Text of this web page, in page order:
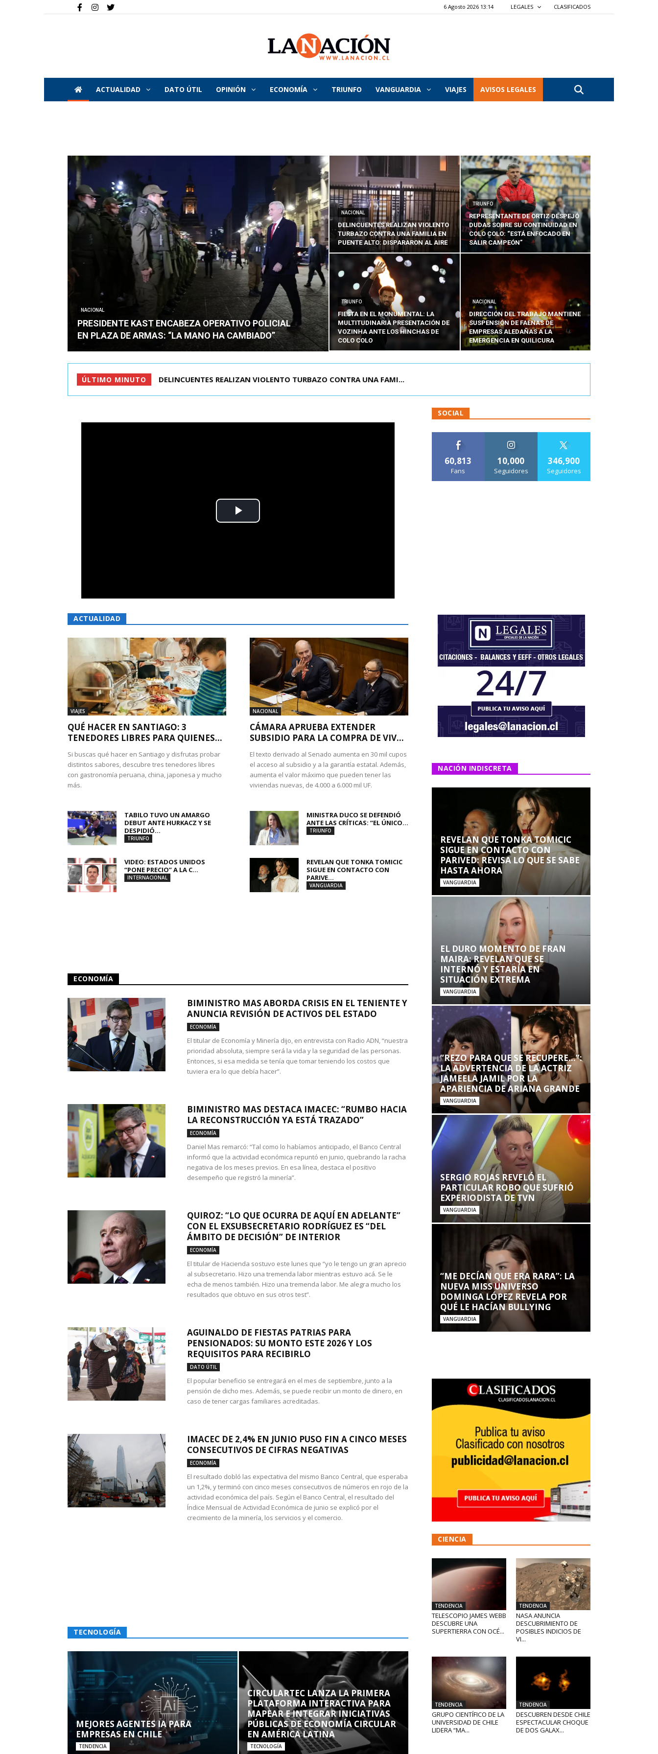
6 Agosto 2026 13:14 LEGALES CLASIFICADOS
La
Nación
ACTUALIDAD DATO ÚTIL OPINIÓN ECONOMÍA TRIUNFO VANGUARDIA VIAJES AVISOS LEGALES
NACIONAL
PRESIDENTE KAST ENCABEZA OPERATIVO POLICIAL
EN PLAZA DE ARMAS: “LA MANO HA CAMBIADO”
NACIONAL
DELINCUENTES REALIZAN VIOLENTO
TURBAZO CONTRA UNA FAMILIA EN
PUENTE ALTO: DISPARARON AL AIRE
TRIUNFO
REPRESENTANTE DE ORTIZ DESPEJÓ
DUDAS SOBRE SU CONTINUIDAD EN
COLO COLO: “ESTÁ ENFOCADO EN
SALIR CAMPEÓN”
TRIUNFO
FIESTA EN EL MONUMENTAL: LA
MULTITUDINARIA PRESENTACIÓN DE
VOZINHA ANTE LOS HINCHAS DE
COLO COLO
NACIONAL
DIRECCIÓN DEL TRABAJO MANTIENE
SUSPENSIÓN DE FAENAS DE
EMPRESAS ALEDAÑAS A LA
EMERGENCIA EN QUILICURA
ÚLTIMO MINUTO DELINCUENTES REALIZAN VIOLENTO TURBAZO CONTRA UNA FAMI...
ACTUALIDAD
VIAJES
QUÉ HACER EN SANTIAGO: 3
TENEDORES LIBRES PARA QUIENES...
Si buscas qué hacer en Santiago y disfrutas probar
distintos sabores, descubre tres tenedores libres
con gastronomía peruana, china, japonesa y mucho
más.
NACIONAL
CÁMARA APRUEBA EXTENDER
SUBSIDIO PARA LA COMPRA DE VIV...
El texto derivado al Senado aumenta en 30 mil cupos
el acceso al subsidio y a la garantía estatal. Además,
aumenta el valor máximo que pueden tener las
viviendas nuevas, de 4.000 a 6.000 mil UF.
TABILO TUVO UN AMARGO
DEBUT ANTE HURKACZ Y SE
DESPIDIÓ...
TRIUNFO
MINISTRA DUCO SE DEFENDIÓ
ANTE LAS CRÍTICAS: “EL ÚNICO...
TRIUNFO
VIDEO: ESTADOS UNIDOS
“PONE PRECIO” A LA C...
INTERNACIONAL
REVELAN QUE TONKA TOMICIC
SIGUE EN CONTACTO CON
PARIVE...
VANGUARDIA
ECONOMÍA
BIMINISTRO MAS ABORDA CRISIS EN EL TENIENTE Y
ANUNCIA REVISIÓN DE ACTIVOS DEL ESTADO
ECONOMÍA
El titular de Economía y Minería dijo, en entrevista con Radio ADN, “nuestra
prioridad absoluta, siempre será la vida y la seguridad de las personas.
Entonces, si esa medida se tenía que tomar teniendo los costos que
tuviera era lo que debía hacer”.
BIMINISTRO MAS DESTACA IMACEC: “RUMBO HACIA
LA RECONSTRUCCIÓN YA ESTÁ TRAZADO”
ECONOMÍA
Daniel Mas remarcó: “Tal como lo habíamos anticipado, el Banco Central
informó que la actividad económica repuntó en junio, quebrando la racha
negativa de los meses previos. En esa línea, destaca el positivo
desempeño que registró la minería”.
QUIROZ: “LO QUE OCURRA DE AQUÍ EN ADELANTE”
CON EL EXSUBSECRETARIO RODRÍGUEZ ES “DEL
ÁMBITO DE DECISIÓN” DE INTERIOR
ECONOMÍA
El titular de Hacienda sostuvo este lunes que “yo le tengo un gran aprecio
al subsecretario. Hizo una tremenda labor mientras estuvo acá. Se le
echa de menos también. Hizo una tremenda labor. Me alegra mucho los
resultados que obtuvo en sus otros test”.
AGUINALDO DE FIESTAS PATRIAS PARA
PENSIONADOS: SU MONTO ESTE 2026 Y LOS
REQUISITOS PARA RECIBIRLO
DATO ÚTIL
El popular beneficio se entregará en el mes de septiembre, junto a la
pensión de dicho mes. Además, se puede recibir un monto de dinero, en
caso de tener cargas familiares acreditadas.
IMACEC DE 2,4% EN JUNIO PUSO FIN A CINCO MESES
CONSECUTIVOS DE CIFRAS NEGATIVAS
ECONOMÍA
El resultado dobló las expectativa del mismo Banco Central, que esperaba
un 1,2%, y terminó con cinco meses consecutivos de números en rojo de la
actividad económica del país. Según el Banco Central, el resultado del
Índice Mensual de Actividad Económica de junio se explicó por el
crecimiento de la minería, los servicios y el comercio.
TECNOLOGÍA
MEJORES AGENTES IA PARA
EMPRESAS EN CHILE
TENDENCIA
CIRCULARTEC LANZA LA PRIMERA
PLATAFORMA INTERACTIVA PARA
MAPEAR E INTEGRAR INICIATIVAS
PÚBLICAS DE ECONOMÍA CIRCULAR
EN AMÉRICA LATINA
TECNOLOGÍA
SOCIAL
60,813
Fans
10,000
Seguidores
346,900
Seguidores
NACIÓN INDISCRETA
REVELAN QUE TONKA TOMICIC
SIGUE EN CONTACTO CON
PARIVED: REVISA LO QUE SE SABE
HASTA AHORA
VANGUARDIA
EL DURO MOMENTO DE FRAN
MAIRA: REVELAN QUE SE
INTERNÓ Y ESTARÍA EN
SITUACIÓN EXTREMA
VANGUARDIA
“REZO PARA QUE SE RECUPERE…”:
LA ADVERTENCIA DE LA ACTRIZ
JAMEELA JAMIL POR LA
APARIENCIA DE ARIANA GRANDE
VANGUARDIA
SERGIO ROJAS REVELÓ EL
PARTICULAR ROBO QUE SUFRIÓ
EXPERIODISTA DE TVN
VANGUARDIA
“ME DECÍAN QUE ERA RARA”: LA
NUEVA MISS UNIVERSO
DOMINGA LÓPEZ REVELA POR
QUÉ LE HACÍAN BULLYING
VANGUARDIA
CIENCIA
TENDENCIA
TELESCOPIO JAMES WEBB
DESCUBRE UNA
SUPERTIERRA CON OCÉ...
TENDENCIA
NASA ANUNCIA
DESCUBRIMIENTO DE
POSIBLES INDICIOS DE
VI...
TENDENCIA
GRUPO CIENTÍFICO DE LA
UNIVERSIDAD DE CHILE
LIDERA “MA...
TENDENCIA
DESCUBREN DESDE CHILE
ESPECTACULAR CHOQUE
DE DOS GALAX...